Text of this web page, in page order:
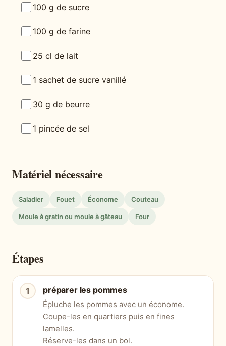
100 g de sucre
100 g de farine
25 cl de lait
1 sachet de sucre vanillé
30 g de beurre
1 pincée de sel
Matériel nécessaire
Saladier Fouet Économe Couteau
Moule à gratin ou moule à gâteau Four
Étapes
préparer les pommes
Épluche les pommes avec un économe.
Coupe-les en quartiers puis en fines
lamelles.
Réserve-les dans un bol.